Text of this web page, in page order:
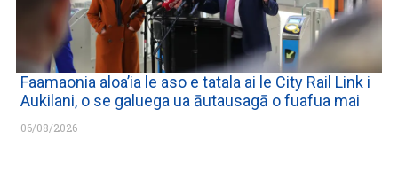
Faamaonia aloa’ia le aso e tatala ai le City Rail Link i
Aukilani, o se galuega ua āutausagā o fuafua mai
06/08/2026